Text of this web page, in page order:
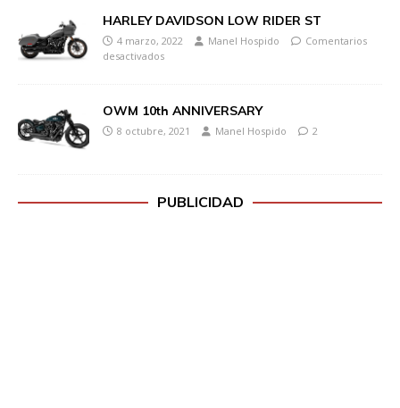
HARLEY DAVIDSON LOW RIDER ST
4 marzo, 2022 Manel Hospido
Comentarios
desactivados
OWM 10th ANNIVERSARY
8 octubre, 2021 Manel Hospido 2
PUBLICIDAD